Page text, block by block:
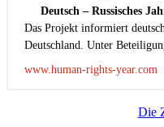
Deutsch – Russisches
Das Projekt informiert
Deutschland. Unter
www.human-rights-year.com
Die